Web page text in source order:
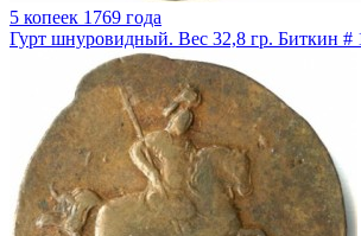
5 копеек 1769 года
Гурт шнуровидный. Вес 32,8 гр. Биткин #